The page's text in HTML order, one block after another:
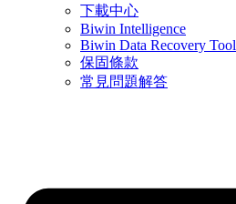
下載中心
Biwin Intelligence
Biwin Data Recovery Tool
保固條款
常見問題解答